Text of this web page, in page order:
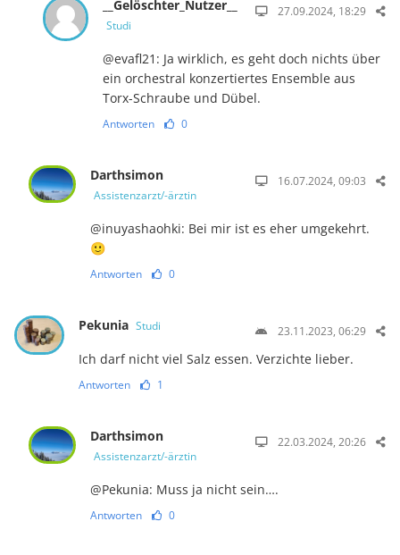
__Gelöschter_Nutzer__
Studi
27.09.2024, 18:29
@evafl21: Ja wirklich, es geht doch nichts über
ein orchestral konzertiertes Ensemble aus
Torx-Schraube und Dübel.
Antworten 0
Darthsimon
Assistenzarzt/-ärztin
16.07.2024, 09:03
@inuyashaohki: Bei mir ist es eher umgekehrt.
🙂
Antworten 0
Pekunia Studi 23.11.2023, 06:29
Ich darf nicht viel Salz essen. Verzichte lieber.
Antworten 1
Darthsimon
Assistenzarzt/-ärztin
22.03.2024, 20:26
@Pekunia: Muss ja nicht sein….
Antworten 0